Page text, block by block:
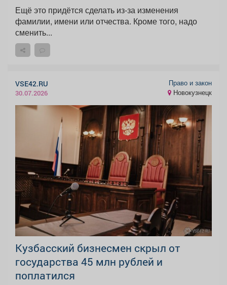
Ещё это придётся сделать из-за изменения
фамилии, имени или отчества. Кроме того, надо
сменить...
VSE42.RU
30.07.2026
Право и закон
Новокузнецк
Кузбасский бизнесмен скрыл от
государства 45 млн рублей и
поплатился